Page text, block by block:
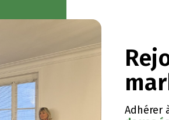
Adhérer